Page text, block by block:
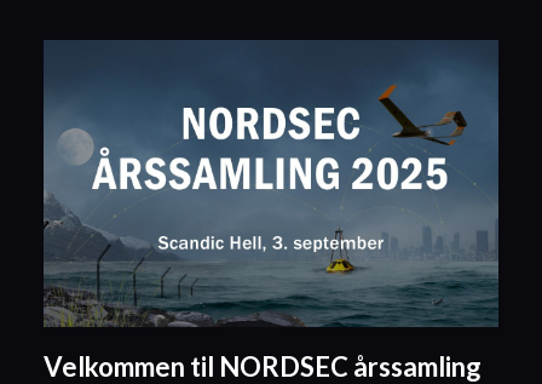
Velkommen til NORDSEC årssamling